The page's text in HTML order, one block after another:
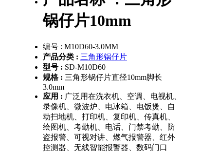
锅仔片10mm
编号 : M10D60-3.0MM
产品分类 : 三角形锅仔片
型号 : SD-M10D60
规格 : 三角形锅仔片直径10mm脚长
3.0mm
应用 : 广泛用在洗衣机、空调、电视机、
录像机、微波炉、电冰箱、电饭煲、自
动扫地机、打印机、复印机、传真机、
绘图机、考勤机、电话、门禁考勤、防
盗报警、可视对讲、燃气报警器、红外
控测器、无线智能报警器、数码门口